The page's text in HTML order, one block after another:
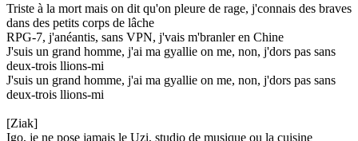
Triste à la mort mais on dit qu'on pleure de rage, j'connais des braves
dans des petits corps de lâche
RPG-7, j'anéantis, sans VPN, j'vais m'branler en Chine
J'suis un grand homme, j'ai ma gyallie on me, non, j'dors pas sans
deux-trois llions-mi
J'suis un grand homme, j'ai ma gyallie on me, non, j'dors pas sans
deux-trois llions-mi
[Ziak]
Igo, je ne pose jamais le Uzi, studio de musique ou la cuisine